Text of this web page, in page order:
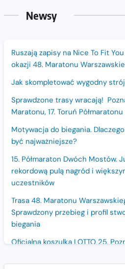
Newsy
Ruszają zapisy na Nice To Fit
okazji 48. Maratonu
Jak skompletować wygodny
Sprawdzone trasy wracają!
Maratonu, 17. Toruń
Motywacja do biegania.
być najważniejsze?
15. Półmaraton Dwóch Mostów.
rekordową pulą nagród i
uczestników
Trasa 48. Maratonu
Sprawdzony przebieg i profil
biegania
Oficjalna koszulka LOTTO 25.